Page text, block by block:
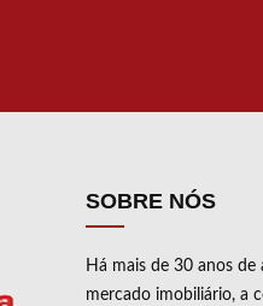
SOBRE NÓS
Há mais de 30 anos de
mercado imobiliário, a